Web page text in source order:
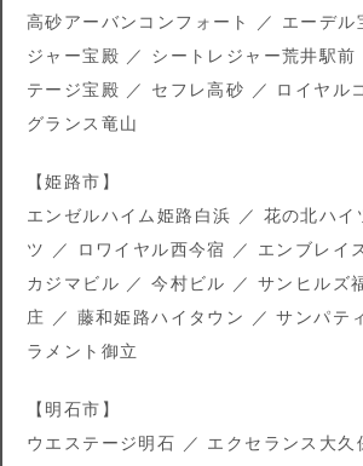
高砂アーバンコンフォート ／ エーデル
ジャー宝殿 ／ シートレジャー荒井駅前
テージ宝殿 ／ セフレ高砂 ／ ロイヤル
グランス竜山
【姫路市】
エンゼルハイム姫路白浜 ／ 花の北ハイ
ツ ／ ロワイヤル西今宿 ／ エンブレイ
カジマビル ／ 今村ビル ／ サンヒルズ
庄 ／ 藤和姫路ハイタウン ／ サンパテ
ラメント御立
【明石市】
ウエステージ明石 ／ エクセランス大